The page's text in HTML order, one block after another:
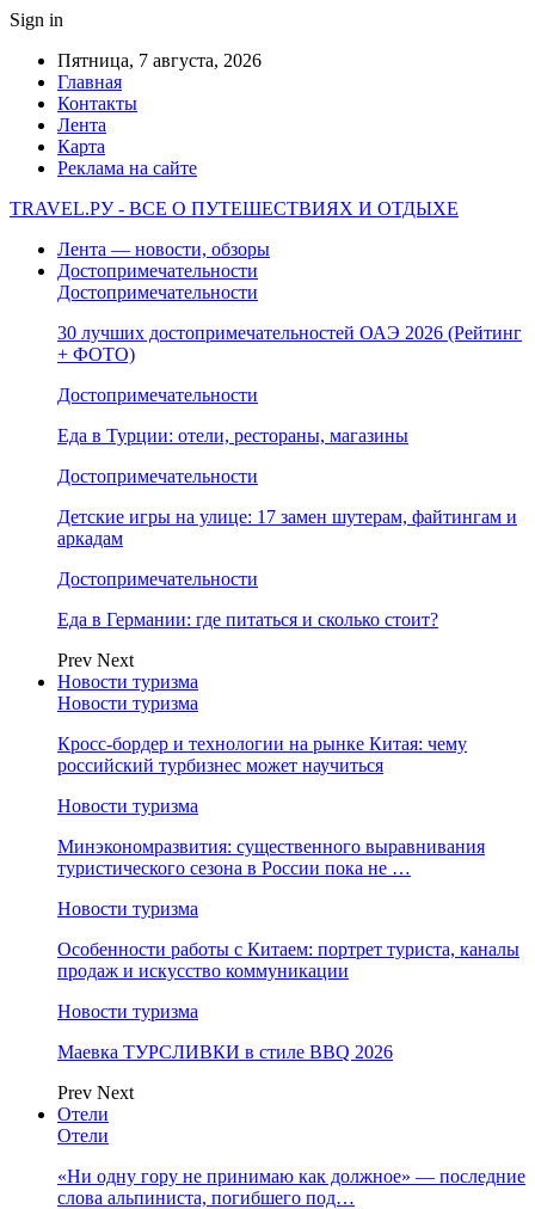
Sign in
Пятница, 7 августа, 2026
Главная
Контакты
Лента
Карта
Реклама на сайте
TRAVEL.РУ - ВСЕ О ПУТЕШЕСТВИЯХ И ОТДЫХЕ
Лента — новости, обзоры
Достопримечательности
Достопримечательности
30 лучших достопримечательностей ОАЭ 2026 (Рейтинг
+ ФОТО)
Достопримечательности
Еда в Турции: отели, рестораны, магазины
Достопримечательности
Детские игры на улице: 17 замен шутерам, файтингам и
аркадам
Достопримечательности
Еда в Германии: где питаться и сколько стоит?
Prev Next
Новости туризма
Новости туризма
Кросс-бордер и технологии на рынке Китая: чему
российский турбизнес может научиться
Новости туризма
Минэкономразвития: существенного выравнивания
туристического сезона в России пока не …
Новости туризма
Особенности работы с Китаем: портрет туриста, каналы
продаж и искусство коммуникации
Новости туризма
Маевка ТУРСЛИВКИ в стиле BBQ 2026
Prev Next
Отели
Отели
«Ни одну гору не принимаю как должное» — последние
слова альпиниста, погибшего под…